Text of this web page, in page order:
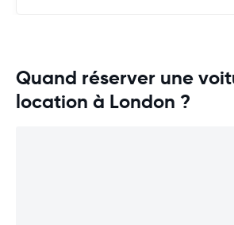
Quand réserver une
location à London ?